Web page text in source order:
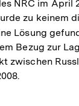
NRC im April
zu keinem
Lösung
Bezug zur
zwischen